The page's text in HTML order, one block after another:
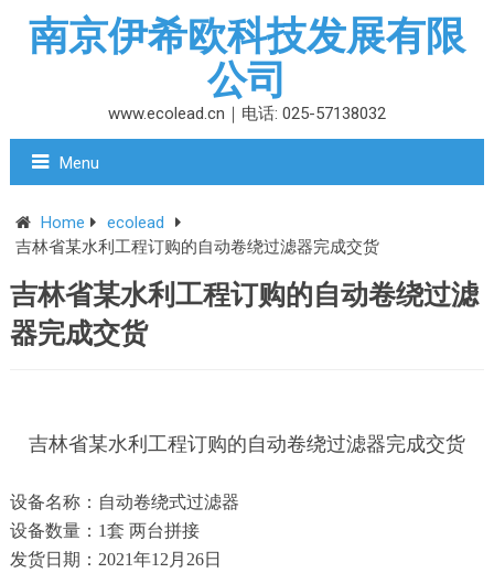
南京伊希欧科技发展有限
公司
www.ecolead.cn｜电话: 025-57138032
Menu
Home
ecolead
吉林省某水利工程订购的自动卷绕过滤器完成交货
吉林省某水利工程订购的自动卷绕过滤
器完成交货
吉林省某水利工程订购的自动卷绕过滤器完成交货
设备名称：自动卷绕式过滤器
设备数量：1套 两台拼接
发货日期：2021年12月26日